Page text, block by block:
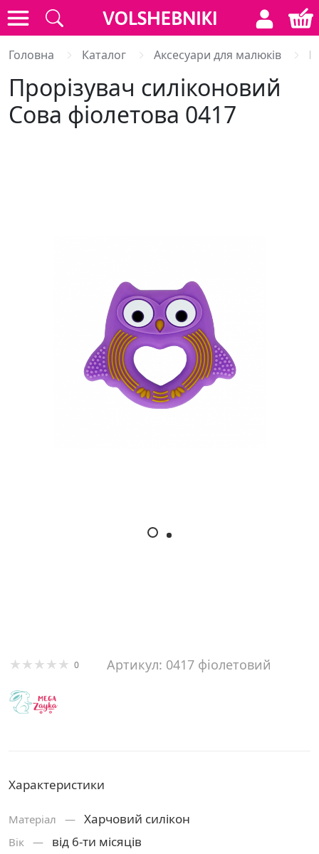
Головна Каталог Аксесуари для малюків
Прорізувач силіконовий
Сова фіолетова 0417
0 Артикул: 0417 фіолетовий
Характеристики
Матерiал — Харчовий силікон
Вік — від 6-ти місяців